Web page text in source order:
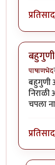
बहुगुणी
पाषाणभेद
बहुगुणी
चपला